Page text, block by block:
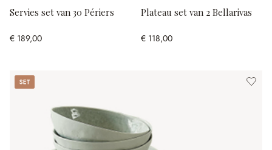
Servies set van 30 Périers
€ 189,00
Plateau set van 2 Bellarivas
€ 118,00
Set